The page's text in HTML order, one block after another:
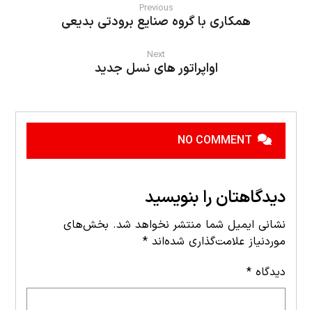
Previous
همکاری با گروه صنایع برودتی بدیعی
Next
اواپراتور های نسل جدید
NO COMMENT
دیدگاهتان را بنویسید
نشانی ایمیل شما منتشر نخواهد شد. بخش‌های
موردنیاز علامت‌گذاری شده‌اند*
دیدگاه*